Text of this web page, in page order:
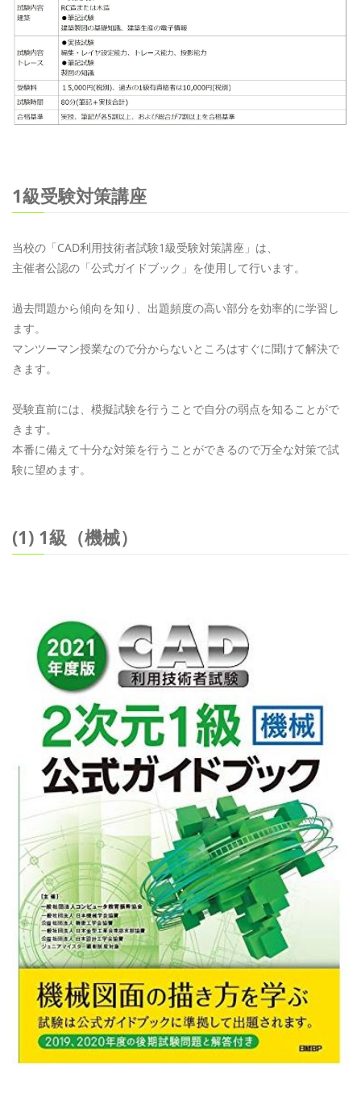
1級受験対策講座
当校の「CAD利用技術者試験1級受験対策講座」は、
主催者公認の「公式ガイドブック」を使用して行います。
過去問題から傾向を知り、出題頻度の高い部分を効率的に学習し
ます。
マンツーマン授業なので分からないところはすぐに聞けて解決で
きます。
受験直前には、模擬試験を行うことで自分の弱点を知ることがで
きます。
本番に備えて十分な対策を行うことができるので万全な対策で試
験に望めます。
(1) 1級（機械）